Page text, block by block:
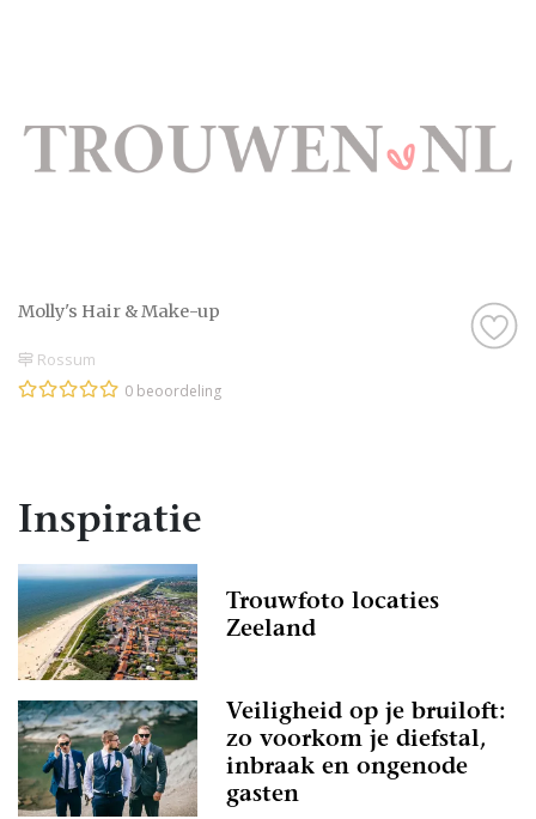
Molly's Hair & Make-up
Rossum
0 beoordeling
Inspiratie
Trouwfoto locaties
Zeeland
Veiligheid op je bruiloft:
zo voorkom je diefstal,
inbraak en ongenode
gasten